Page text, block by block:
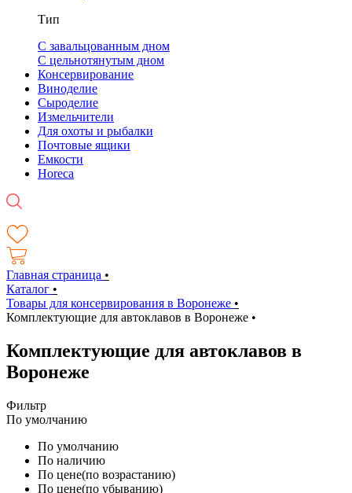
Тип
С завальцованным дном
С цельнотянутым дном
Консервирование
Виноделие
Сыроделие
Измельчители
Для охоты и рыбалки
Почтовые ящики
Емкости
Horeca
Главная страница •
Каталог •
Товары для консервирования в Воронеже •
Комплектующие для автоклавов в Воронеже •
Комплектующие для автоклавов в
Воронеже
Фильтр
По умолчанию
По умолчанию
По наличию
По цене(по возрастанию)
По цене(по убыванию)